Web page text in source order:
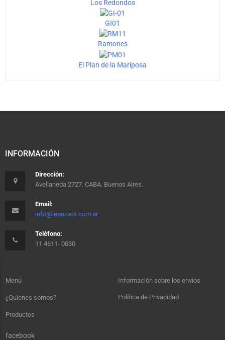
Los Redondos
GI01
Ramones
El Plan de la Mariposa
INFORMACIÓN
Dirección:
Avellaneda 2727. CABA. Buenos Aires.
Email:
info@leonrock.com.ar
Teléfono:
11 4611- 0030
Menú
¿Quienes somos?
Productos
Información sobre los envíos
Política de Privacidad
facebook